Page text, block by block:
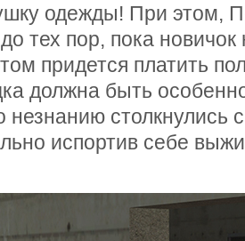
одежды! При этом,
тех пор, пока
придется платить
должна быть
незнанию столкнулись
испортив себе